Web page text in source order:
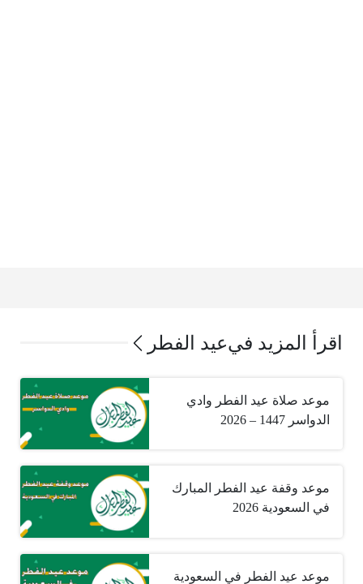
اقرأ المزيد فيعيد الفطر
موعد صلاة عيد الفطر وادي
الدواسر 1447 – 2026
موعد وقفة عيد الفطر المبارك
في السعودية 2026
موعد عيد الفطر في السعودية